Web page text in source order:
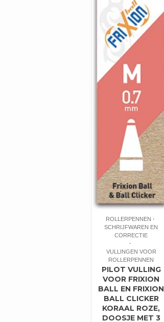
ROLLERPENNEN
SCHRIJFWAREN EN
CORRECTIE
VULLINGEN VOOR
ROLLERPENNEN
PILOT VULLING
VOOR FRIXION
BALL EN FRIXION
BALL CLICKER
KORAAL ROZE,
DOOSJE MET 3